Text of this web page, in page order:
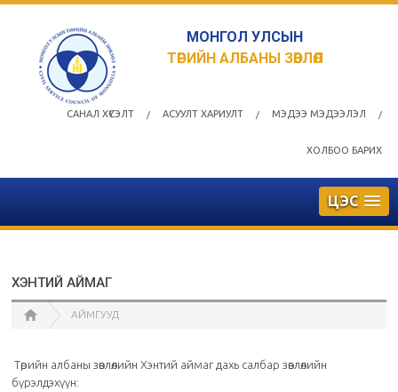
МОНГОЛ УЛСЫН
ТӨРИЙН АЛБАНЫ ЗӨВЛӨЛ
САНАЛ ХҮСЭЛТ / АСУУЛТ ХАРИУЛТ / МЭДЭЭ МЭДЭЭЛЭЛ /
ХОЛБОО БАРИХ
ЦЭС
ХЭНТИЙ АЙМАГ
АЙМГУУД
Төрийн албаны зөвлөлийн Хэнтий аймаг дахь салбар зөвлөлийн
бүрэлдэхүүн: